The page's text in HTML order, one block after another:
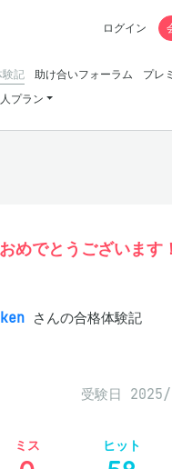
験記 助け合いフォーラム
プレ
プラン
ログイン
めでとうございます！
さんの合格体験記
受験日
ミス ヒット